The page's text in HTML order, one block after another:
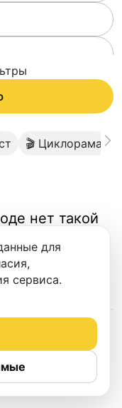
🎬 Циклорама
нет такой
для
сервиса.